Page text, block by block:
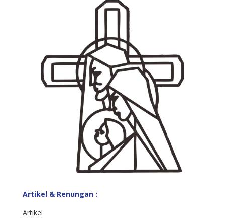
Artikel & Renungan :
Artikel